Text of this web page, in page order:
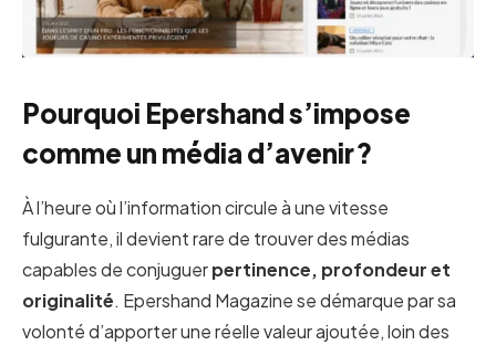
Pourquoi Epershand s’impose
comme un média d’avenir ?
À l’heure où l’information circule à une vitesse
fulgurante, il devient rare de trouver des médias
capables de conjuguerpertinence, profondeur et
originalité. Epershand Magazine se démarque par sa
volonté d’apporter une réelle valeur ajoutée, loin des